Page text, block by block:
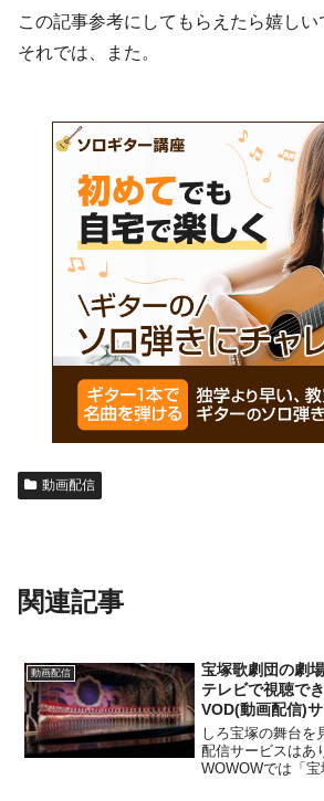
この記事参考にしてもらえたら嬉しい
それでは、また。
動画配信
関連記事
動画配信
宝塚歌劇団の劇
テレビで視聴で
VOD(動画配信)
しろ宝塚の舞台を
配信サービスはあ
WOWOWでは「